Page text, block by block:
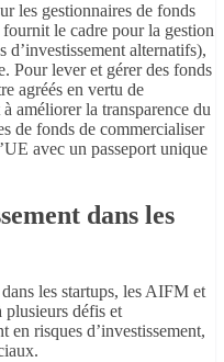
les gestionnaires de fonds
le cadre pour la gestion
alternatifs),
Pour lever et gérer des fonds
agréés en vertu de
améliorer la transparence du
de fonds de commercialiser
avec un passeport unique
dans les
les startups, les AIFM et
plusieurs défis et
en risques d’investissement,